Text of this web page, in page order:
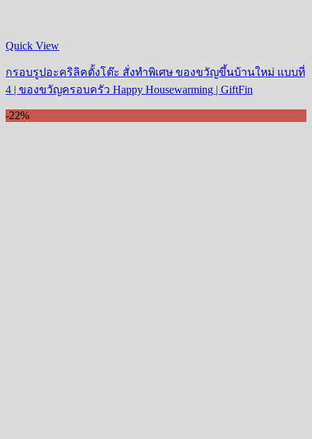
Quick View
กรอบรูปอะคริลิคตั้งโต๊ะ สั่งทำพิเศษ ของขวัญขึ้นบ้านใหม่ แบบที่
4 | ของขวัญครอบครัว Happy Housewarming | GiftFin
-22%